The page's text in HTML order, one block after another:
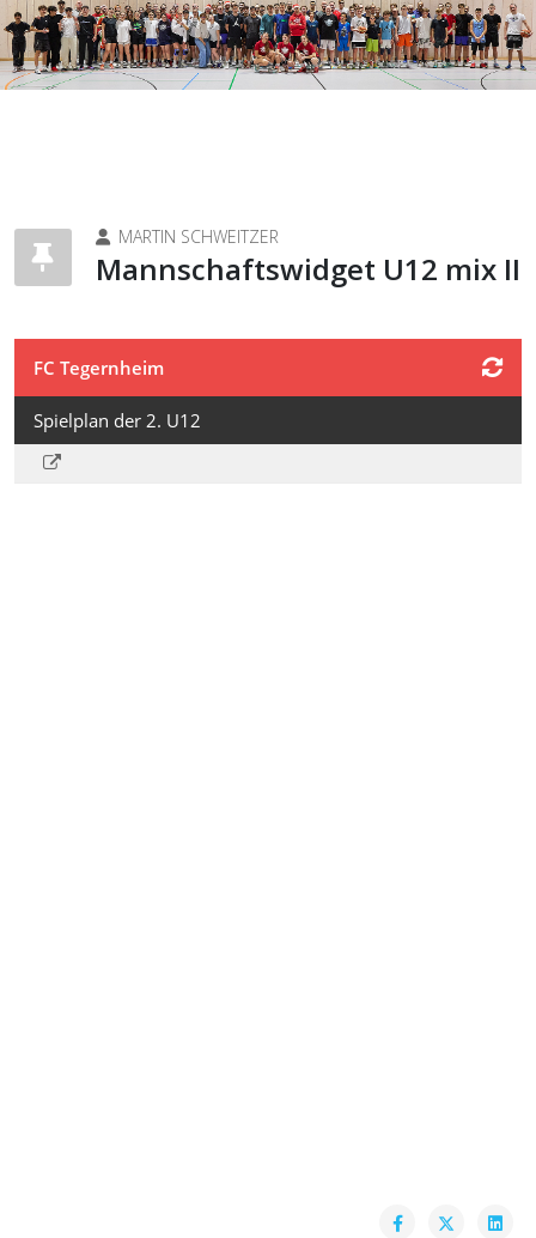
MARTIN SCHWEITZER
Mannschaftswidget U12 mix II